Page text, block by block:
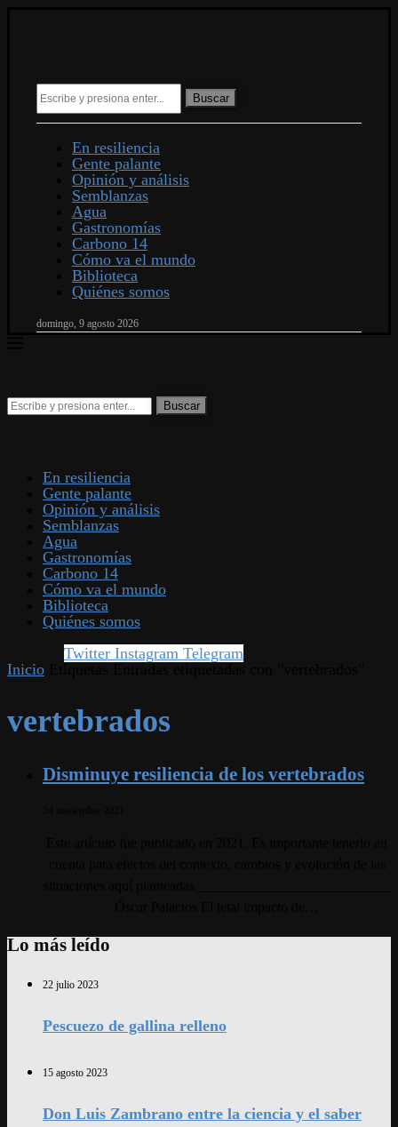
Buscar
En resiliencia
Gente palante
Opinión y análisis
Semblanzas
Agua
Gastronomías
Carbono 14
Cómo va el mundo
Biblioteca
Quiénes somos
domingo, 9 agosto 2026
En resiliencia
Gente palante
Opinión y análisis
Semblanzas
Agua
Gastronomías
Carbono 14
Cómo va el mundo
Biblioteca
Quiénes somos
Twitter Instagram Telegram
Inicio
vertebrados
Disminuye resiliencia de los vertebrados
Lo más leído
22 julio 2023
Pescuezo de gallina relleno
15 agosto 2023
Don Luis Zambrano entre la ciencia y el saber